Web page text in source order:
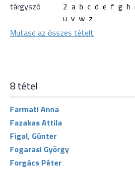
tárgyszó
2 a b c d e f g h i
u v w z
Mutasd az összes tételt
8 tétel
Farmati Anna
Fazakas Attila
Figal, Günter
Fogarasi György
Forgács Péter